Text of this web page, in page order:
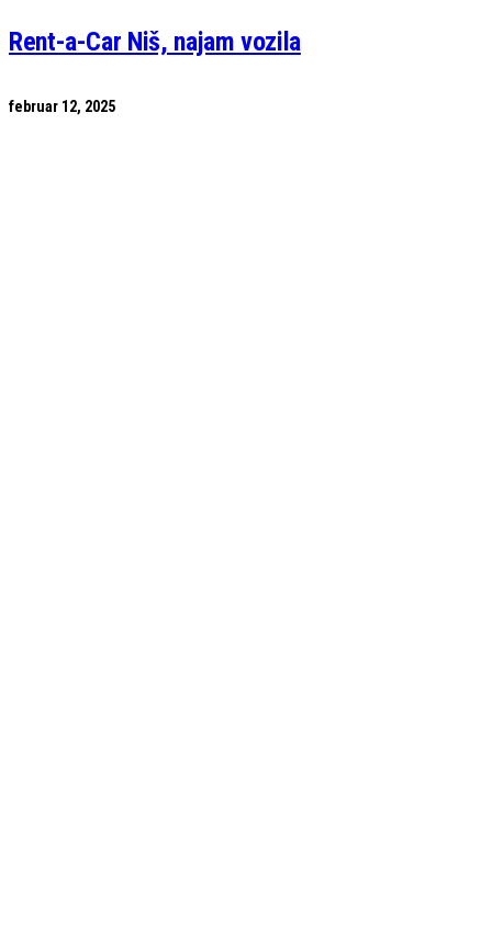
Rent-a-Car Niš, najam vozila
februar 12, 2025